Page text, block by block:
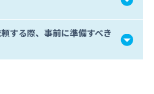
する際、事前に準備すべき